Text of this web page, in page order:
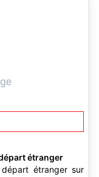
étranger
étranger sur